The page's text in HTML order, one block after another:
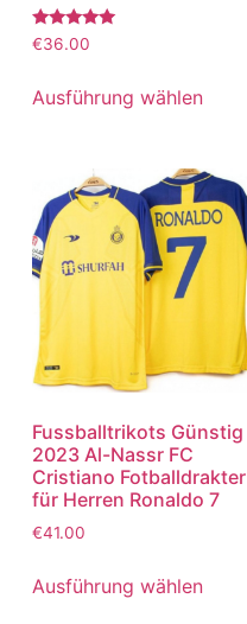
Bewertet
mit
von 5
€36.00
Ausführung wählen
Fussballtrikots Günstig
2023 Al-Nassr FC
Cristiano Fotballdrakter
für Herren Ronaldo 7
€41.00
Ausführung wählen